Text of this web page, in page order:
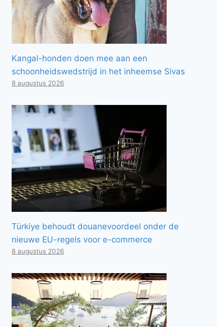
Kangal-honden doen mee aan een
schoonheidswedstrijd in het inheemse Sivas
8 augustus 2026
Türkiye behoudt douanevoordeel onder de
nieuwe EU-regels voor e-commerce
8 augustus 2026